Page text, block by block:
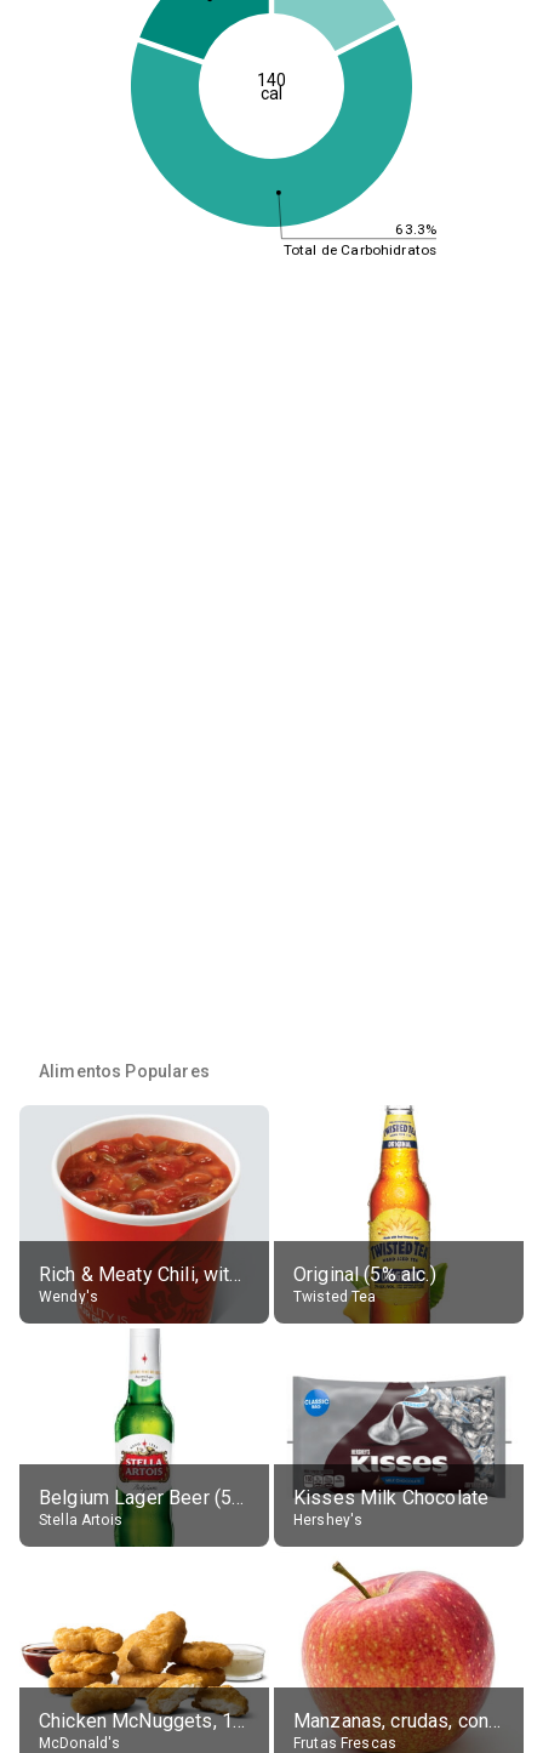
63.3%
Total de Carbohidratos
140
cal
Alimentos Populares
Rich & Meaty Chili, without toppings, large
Wendy's
Original (5% alc.)
Twisted Tea
Belgium Lager Beer (5% alc.)
Stella Artois
Kisses Milk Chocolate
Hershey's
Chicken McNuggets, 10 pieces, without sauce
McDonald's
Manzanas, crudas, con piel
Frutas Frescas